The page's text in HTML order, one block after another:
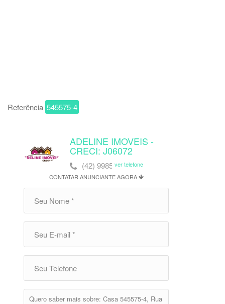
Referência 545575-4
ADELINE IMOVEIS -
CRECI: J06072
(42) 99859-1496
ver telefone
CONTATAR ANUNCIANTE AGORA